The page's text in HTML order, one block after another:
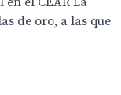
de oro, a las que